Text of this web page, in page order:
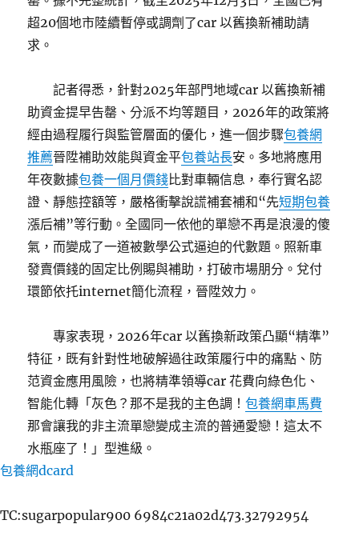
超20個地市陸續暫停或調劑了car 以舊換新補助請
求。
記者得悉，針對2025年部門地域car 以舊換新補
助資金提早告罄、分派不均等題目，2026年的政策將
經由過程履行與監管層面的優化，進一個步驟包養網
推薦晉陞補助效能與資金平包養站長安。多地將應用
年夜數據包養一個月價錢比對車輛信息，奉行實名認
證、靜態控額等，嚴格衝擊說謊補套補和“先短期包養
漲后補”等行動。全國同一依他的單戀不再是浪漫的傻
氣，而變成了一道被數學公式逼迫的代數題。照新車
發賣價錢的固定比例賜與補助，打破市場朋分。兌付
環節依托internet簡化流程，晉陞效力。
專家表現，2026年car 以舊換新政策凸顯“精準”
特征，既有針對性地破解過往政策履行中的痛點、防
范資金應用風險，也將精準領導car 花費向綠色化、
智能化轉「灰色？那不是我的主色調！包養網車馬費
那會讓我的非主流單戀變成主流的普通愛戀！這太不
水瓶座了！」型進級。
包養網dcard
TC:sugarpopular900 6984c21a02d473.32792954